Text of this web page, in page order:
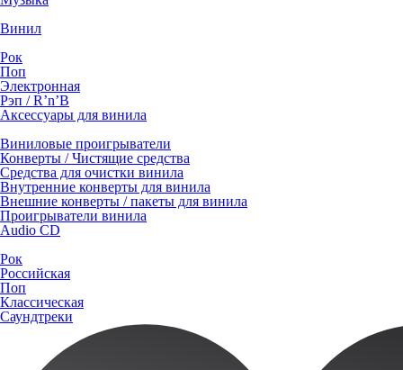
Винил
Рок
Поп
Электронная
Рэп / R’n’B
Аксессуары для винила
Виниловые проигрыватели
Конверты / Чистящие средства
Средства для очистки винила
Внутренние конверты для винила
Внешние конверты / пакеты для винила
Проигрыватели винила
Audio CD
Рок
Российская
Поп
Классическая
Саундтреки